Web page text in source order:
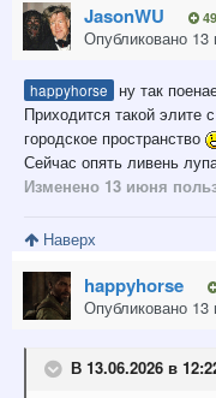
JasonWU
Опубликовано 13
happyhorse
ну так
Приходится такой элите
городское пространство
Сейчас опять ливень
Изменено 13 июня
Наверх
happyhorse
Опубликовано 13
В 13.06.2026 в